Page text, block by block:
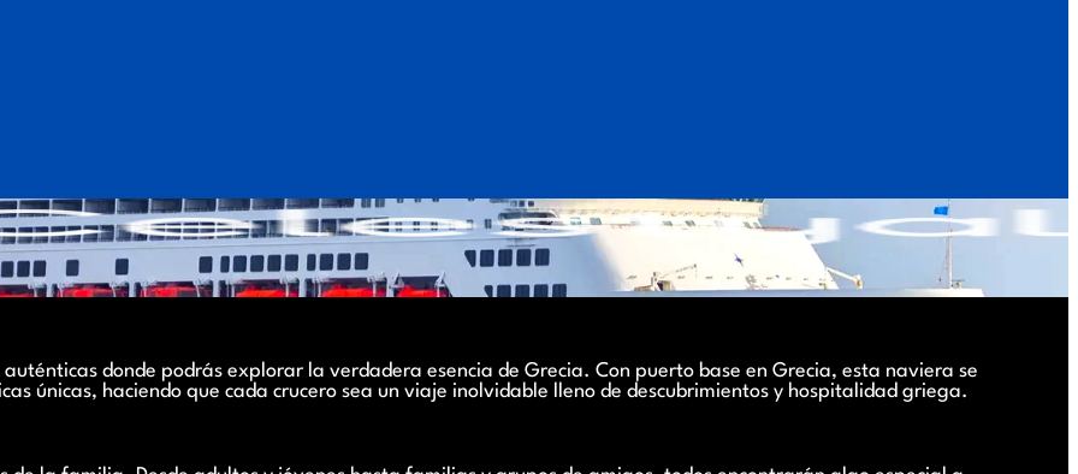
donde podrás explorar la verdadera esencia de Grecia. Con puerto base en Grecia, esta naviera se
únicas, haciendo que cada crucero sea un viaje inolvidable lleno de descubrimientos y hospitalidad griega.